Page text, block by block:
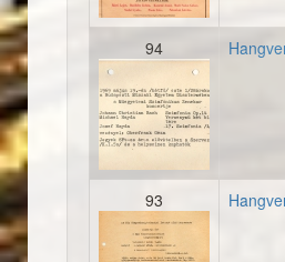
94
93